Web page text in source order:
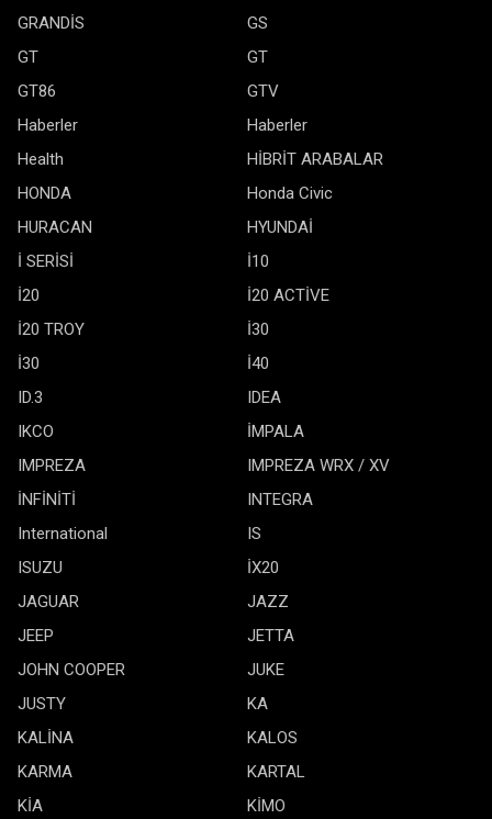
GRANDİS
GS
GT
GT
GT86
GTV
Haberler
Haberler
Health
HİBRİT ARABALAR
HONDA
Honda Civic
HURACAN
HYUNDAİ
İ SERİSİ
İ10
İ20
İ20 ACTİVE
İ20 TROY
İ30
İ30
İ40
ID.3
IDEA
IKCO
İMPALA
IMPREZA
IMPREZA WRX / XV
İNFİNİTİ
INTEGRA
International
IS
ISUZU
İX20
JAGUAR
JAZZ
JEEP
JETTA
JOHN COOPER
JUKE
JUSTY
KA
KALİNA
KALOS
KARMA
KARTAL
KİA
KİMO